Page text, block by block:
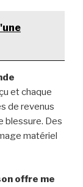
et chaque
de revenus
blessure. Des
matériel
offre me